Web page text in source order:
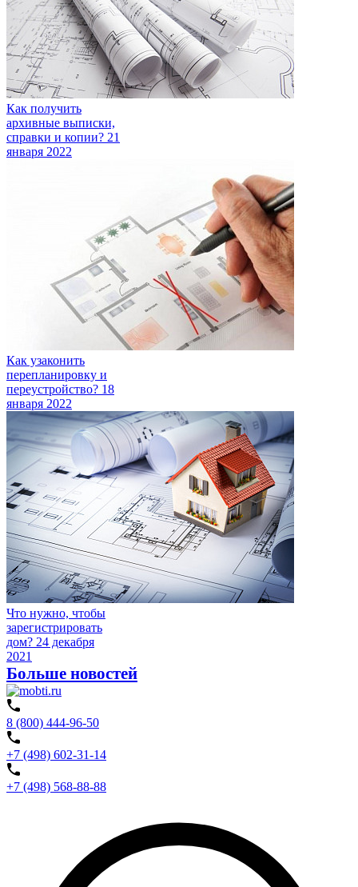
Как получить
архивные выписки,
справки и копии? 21
января 2022
Как узаконить
перепланировку и
переустройство? 18
января 2022
Что нужно, чтобы
зарегистрировать
дом? 24 декабря
2021
Больше новостей
8 (800) 444-96-50
+7 (498) 602-31-14
+7 (498) 568-88-88